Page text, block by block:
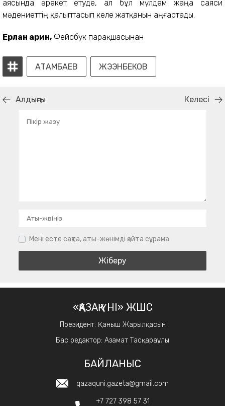
аясында әрекет етуде, ал бұл мүлдем жаңа саяси
мәдениеттің қалыптасып келе жатқанын аңғартады.
Ерлан Қарин, Фейсбук парақшасынан
АТАМБАЕВ ЖЭЭНБЕКОВ
Алдыңғы Келесі
Мені есте сақта, аты-жөнімді қайта сұрама
«ҚАЗАҚ ҮНІ» ЖШС
Президент: Қаныш Жарылқасын
Бас редактор: Азамат Тасқараұлы
БАЙЛАНЫС
qazaquni.gazeta@gmail.com
+7 727 398 57 31